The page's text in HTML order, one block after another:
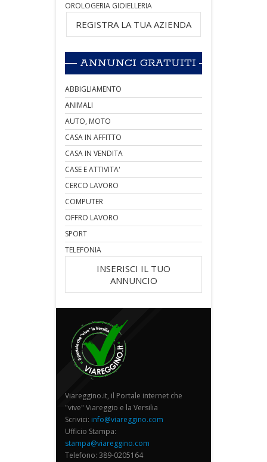
OROLOGERIA GIOIELLERIA
REGISTRA LA TUA AZIENDA
ANNUNCI GRATUITI
ABBIGLIAMENTO
ANIMALI
AUTO, MOTO
CASA IN AFFITTO
CASA IN VENDITA
CASE E ATTIVITA'
CERCO LAVORO
COMPUTER
OFFRO LAVORO
SPORT
TELEFONIA
INSERISCI IL TUO
ANNUNCIO
Viareggino.it, il Portale internet che
"vive" Viareggio e la Versilia
Scrivici: info@viareggino.com
Ufficio Stampa:
stampa@viareggino.com
Telefono: 389-0205164